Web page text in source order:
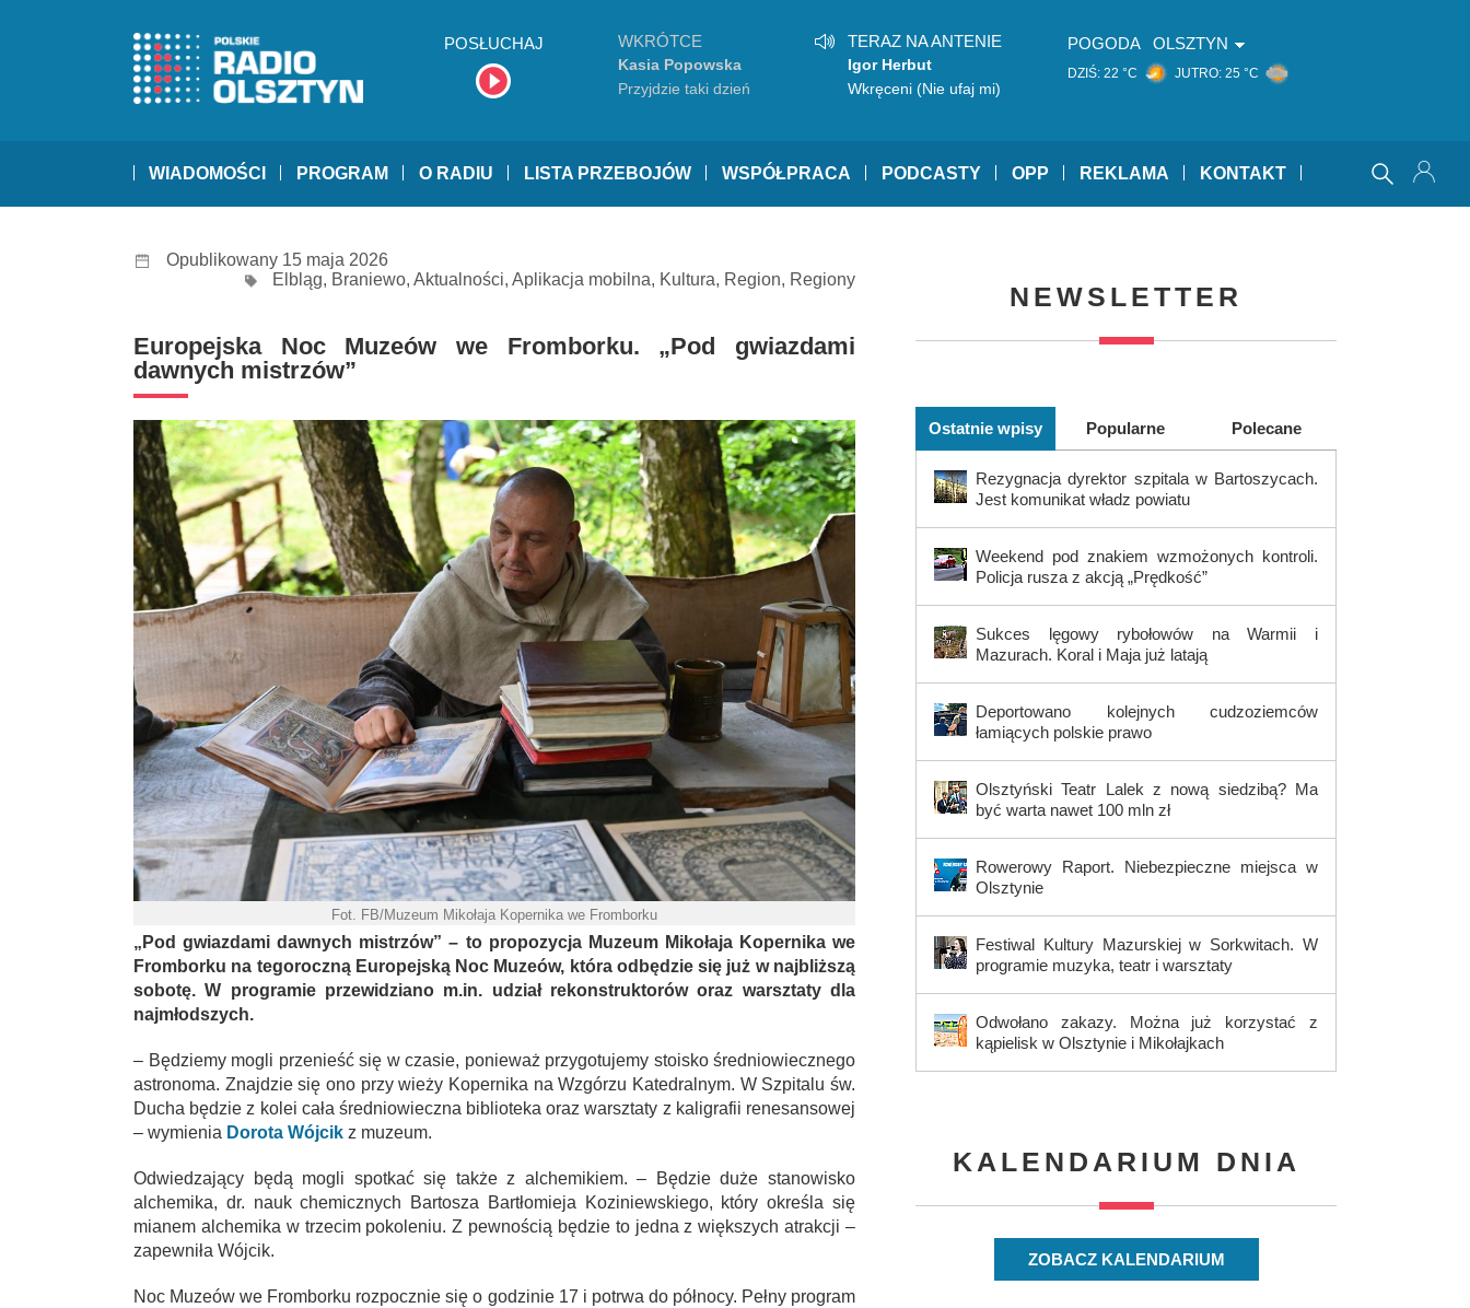
POSŁUCHAJ WKRÓTCE
Kasia Popowska
Przyjdzie taki dzień
TERAZ NA ANTENIE
Igor Herbut
Wkręceni (Nie ufaj mi)
POGODA OLSZTYN
DZIŚ: 22 °C JUTRO: 25 °C
WIADOMOŚCI PROGRAM O RADIU LISTA PRZEBOJÓW WSPÓŁPRACA PODCASTY OPP REKLAMA KONTAKT
Opublikowany 15 maja 2026
Elbląg, Braniewo, Aktualności, Aplikacja mobilna, Kultura, Region, Regiony
Europejska Noc Muzeów we Fromborku. „Pod gwiazdami
dawnych mistrzów”
Fot. FB/Muzeum Mikołaja Kopernika we Fromborku
„Pod gwiazdami dawnych mistrzów” – to propozycja Muzeum Mikołaja Kopernika we
Fromborku na tegoroczną Europejską Noc Muzeów, która odbędzie się już w najbliższą
sobotę. W programie przewidziano m.in. udział rekonstruktorów oraz warsztaty dla
najmłodszych.
– Będziemy mogli przenieść się w czasie, ponieważ przygotujemy stoisko średniowiecznego
astronoma. Znajdzie się ono przy wieży Kopernika na Wzgórzu Katedralnym. W Szpitalu św.
Ducha będzie z kolei cała średniowieczna biblioteka oraz warsztaty z kaligrafii renesansowej
– wymienia Dorota Wójcik z muzeum.
Odwiedzający będą mogli spotkać się także z alchemikiem. – Będzie duże stanowisko
alchemika, dr. nauk chemicznych Bartosza Bartłomieja Koziniewskiego, który określa się
mianem alchemika w trzecim pokoleniu. Z pewnością będzie to jedna z większych atrakcji –
zapewniła Wójcik.
Noc Muzeów we Fromborku rozpocznie się o godzinie 17 i potrwa do północy. Pełny program
NEWSLETTER
Ostatnie wpisy Popularne Polecane
Rezygnacja dyrektor szpitala w Bartoszycach.
Jest komunikat władz powiatu
Weekend pod znakiem wzmożonych kontroli.
Policja rusza z akcją „Prędkość”
Sukces lęgowy rybołowów na Warmii i
Mazurach. Koral i Maja już latają
Deportowano kolejnych cudzoziemców
łamiących polskie prawo
Olsztyński Teatr Lalek z nową siedzibą? Ma
być warta nawet 100 mln zł
Rowerowy Raport. Niebezpieczne miejsca w
Olsztynie
Festiwal Kultury Mazurskiej w Sorkwitach. W
programie muzyka, teatr i warsztaty
Odwołano zakazy. Można już korzystać z
kąpielisk w Olsztynie i Mikołajkach
KALENDARIUM DNIA
ZOBACZ KALENDARIUM